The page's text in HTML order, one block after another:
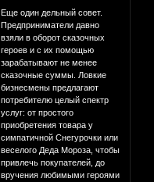
Еще один дельный совет.
Предприниматели давно
взяли в оборот сказочных
героев и с их помощью
зарабатывают не менее
сказочные суммы. Ловкие
бизнесмены предлагают
потребителю целый спектр
услуг: от простого
приобретения товара у
симпатичной Снегурочки или
веселого Деда Мороза, чтобы
привлечь покупателей, до
вручения любимыми героями